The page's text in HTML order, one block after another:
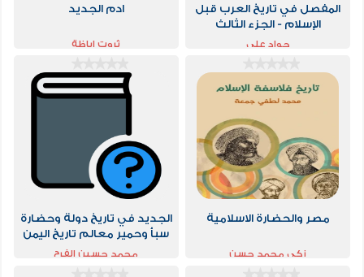
المفصل في تاريخ العرب قبل
الإسلام - الجزء الثالث
جواد علي
ادم الجديد
ثروت اباظة
مصر والحضارة الاسلامية
زكى محمد حسن
الجديد في تاريخ دولة وحضارة
سبأ وحمير معالم تاريخ اليمن
الحضاري عبر 9000 سنة الجزء
الأول
محمد حسين الفرح